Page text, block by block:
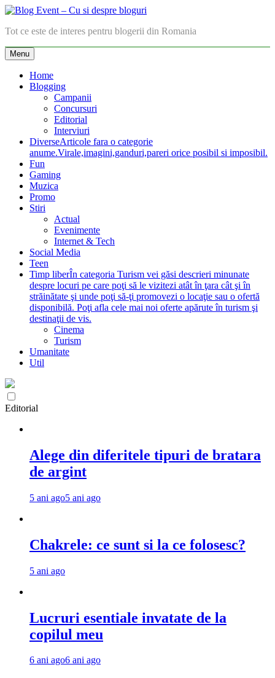
Skip
content
Blog Event – Cu si despre bloguri
Tot ce este de interes pentru blogerii din Romania
Menu
Home
Blogging
Campanii
Concursuri
Editorial
Interviuri
DiverseArticole fara o categorie
anume.Virale,imagini,ganduri,pareri orice posibil si imposibil.
Fun
Gaming
Muzica
Promo
Stiri
Actual
Evenimente
Internet & Tech
Social Media
Teen
Timp liberÎn categoria Turism vei găsi descrieri minunate
despre locuri pe care poţi să le vizitezi atât în ţara cât şi în
străinătate şi unde poţi să-ţi promovezi o locaţie sau o ofertă
disponibilă. Poţi afla cele mai noi oferte apărute în turism şi
destinaţii de vis.
Cinema
Turism
Umanitate
Util
Editorial
Alege din diferitele tipuri de bratara
de argint
5 ani ago5 ani ago
Chakrele: ce sunt si la ce folosesc?
5 ani ago
Lucruri esentiale invatate de la
copilul meu
6 ani ago6 ani ago